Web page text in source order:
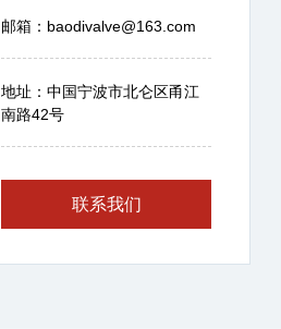
邮箱：baodivalve@163.com
地址：中国宁波市北仑区甬江
南路42号
联系我们